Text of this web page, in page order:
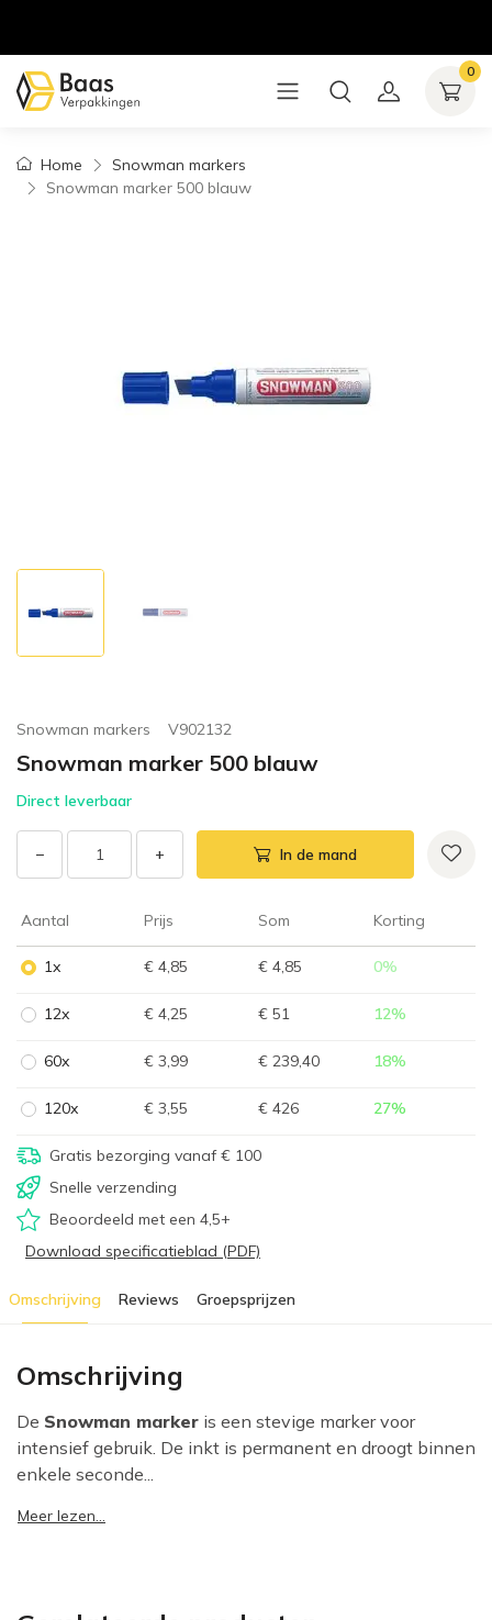
0
Home
Snowman markers
Snowman marker 500 blauw
Snowman markers V902132
Snowman marker 500 blauw
Direct leverbaar
− + In de mand
Aantal Prijs Som Korting
1x € 4,85 € 4,85 0%
12x € 4,25 € 51 12%
60x € 3,99 € 239,40 18%
120x € 3,55 € 426 27%
Gratis bezorging vanaf € 100
Snelle verzending
Beoordeeld met een 4,5+
Download specificatieblad (PDF)
Omschrijving Reviews Groepsprijzen
Omschrijving
De Snowman marker is een stevige marker voor
intensief gebruik. De inkt is permanent en droogt binnen
enkele seconde...
Meer lezen...